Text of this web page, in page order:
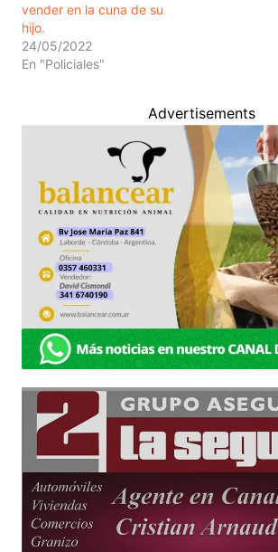
vender en la cuna de su
hijo.
24/05/2022
En "Policiales"
Advertisements